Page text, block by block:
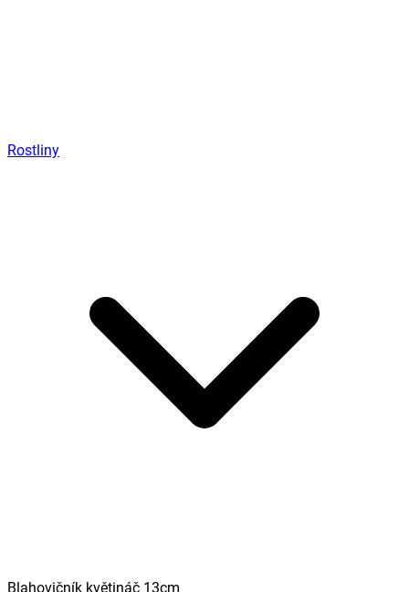
Rostliny
Blahovičník květináč 13cm